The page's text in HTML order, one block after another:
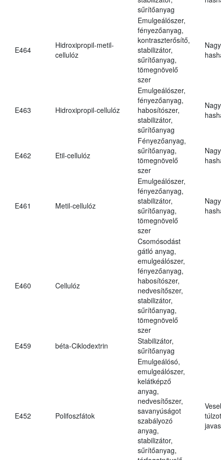
sűrítőanyag
E464
Hidroxipropil-metil-
cellulóz
Emulgeálószer,
fényezőanyag,
kontraszterősítő,
stabilizátor,
sűrítőanyag,
tömegnövelő
szer
E463 Hidroxipropil-cellulóz
Emulgeálószer,
fényezőanyag,
habosítószer,
stabilizátor,
sűrítőanyag
E462 Etil-cellulóz
Fényezőanyag,
sűrítőanyag,
tömegnövelő
szer
E461 Metil-cellulóz
Emulgeálószer,
fényezőanyag,
stabilizátor,
sűrítőanyag,
tömegnövelő
szer
E460 Cellulóz
Csomósodást
gátló anyag,
emulgeálószer,
fényezőanyag,
habosítószer,
nedvesítőszer,
stabilizátor,
sűrítőanyag,
tömegnövelő
szer
E459
béta-Ciklodextrin
Stabilizátor,
sűrítőanyag
E452 Polifoszfátok
Emulgeálósó,
emulgeálószer,
kelátképző
anyag,
nedvesítőszer,
savanyúságot
szabályozó
anyag,
stabilizátor,
sűrítőanyag,